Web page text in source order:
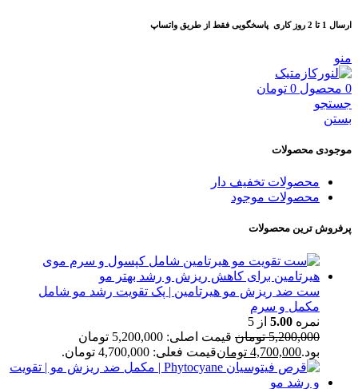
ارسال 1 تا 2 روز کاری پاسخگویی فقط از طریق واتساپ
منو
0 محصول 0 تومان
جستجو
بستن
موجودی محصولات
محصولات تخفیف دار
محصولات موجود
پرفروش ترین محصولات
ست ضد ریزش مو هیرتامین | پک تقویت رشد مو شامل
مکمل و سرم
نمره 5.00 از 5
5,200,000 تومان
قیمت اصلی: 5,200,000 تومان
بود.4,700,000 تومانقیمت فعلی: 4,700,000 تومان.